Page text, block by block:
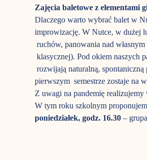
Zajęcia baletowe z elementami
Dlaczego warto wybrać balet w
improwizację. W Nutce, w dużej
ruchów, panowania nad
klasycznej). Pod okiem naszych
rozwijają naturalną,
pierwszym  semestrze zostaje
Z uwagi na pandemię
W tym roku szkolnym
poniedziałek, godz. 16.30 –